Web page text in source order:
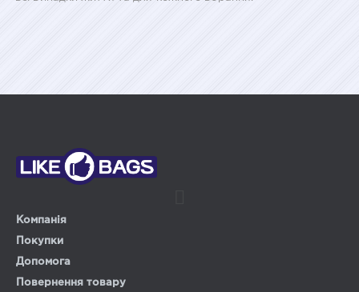
Компанія
Покупки
Допомога
Повернення товару